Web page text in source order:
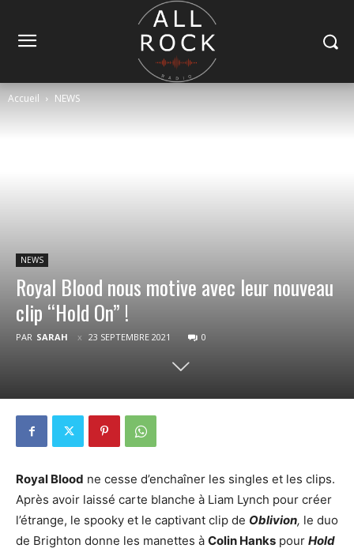
Accueil NEWS
NEWS
Royal Blood nous motive avec leur nouveau
clip “Hold On” !
PAR SARAH 23 SEPTEMBRE 2021 0
Royal Blood ne cesse d’enchaîner les singles et les clips.
Après avoir laissé carte blanche à Liam Lynch pour créer
l’étrange, le spooky et le captivant clip de Oblivion, le duo
de Brighton donne les manettes à Colin Hanks pour Hold